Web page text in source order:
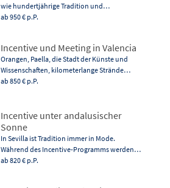
wie hundertjährige Tradition und…
ab 950 € p.P.
Incentive und Meeting in Valencia
Orangen, Paella, die Stadt der Künste und
Wissenschaften, kilometerlange Strände…
ab 850 € p.P.
Incentive unter andalusischer
Sonne
In Sevilla ist Tradition immer in Mode.
Während des Incentive-Programms werden…
ab 820 € p.P.